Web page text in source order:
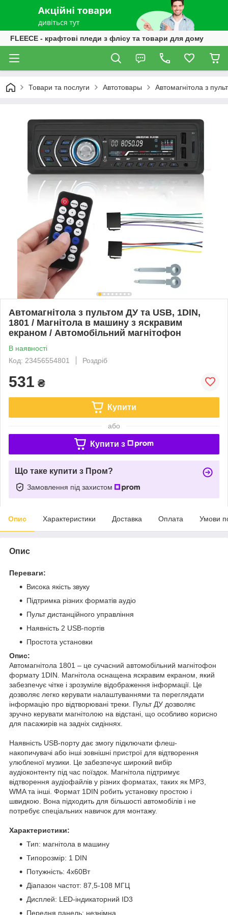
FLEECE - крафтові пледи з флісу та товари для дому
Товари та послуги Автотовары Автомагнітола з
Автомагнітола з пультом ДУ та USB, 1DIN,
1801 / Магнітола в машину з яскравим
екраном / Автомобільний магнітофон
В наявності
Код: 23456554801
Роздріб
531 ₴
Купити
або
Купити з
Що таке купити з Пром?
Замовлення під захистом
Опис Характеристики Доставка Оплата Умови
Опис
Переваги:
Висока якість звуку
Підтримка різних форматів аудіо
Пульт дистанційного управління
Наявність 2 USB-портів
Простота установки
Опис:
Автомагнітола 1801 – це сучасний автомобільний магнітофон
формату 1DIN. Магнітола оснащена яскравим екраном, який
забезпечує чітке і зрозуміле відображення інформації. Це
дозволяє легко керувати налаштуваннями та переглядати
інформацію про відтворювані треки. Пульт ДУ дозволяє
зручно керувати магнітолою на відстані, що особливо корисно
для пасажирів на задніх сидіннях.
Наявність USB-порту дає змогу підключати флеш-
накопичувачі або інші зовнішні пристрої для відтворення
улюбленої музики. Це забезпечує широкий вибір
аудіоконтенту під час поїздок. Магнітола підтримує
відтворення аудіофайлів у різних форматах, таких як MP3,
WMA та інші. Формат 1DIN робить установку простою і
швидкою. Вона підходить для більшості автомобілів і не
потребує спеціальних навичок для монтажу.
Характеристики:
Тип: магнітола в машину
Типорозмір: 1 DIN
Потужність: 4х60Вт
Діапазон частот: 87,5-108 МГЦ
Дисплей: LED-індикаторний ID3
Передня панель: незнімна